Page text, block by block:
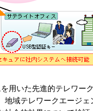
用いた先進的テレワー
域テレワークエージ